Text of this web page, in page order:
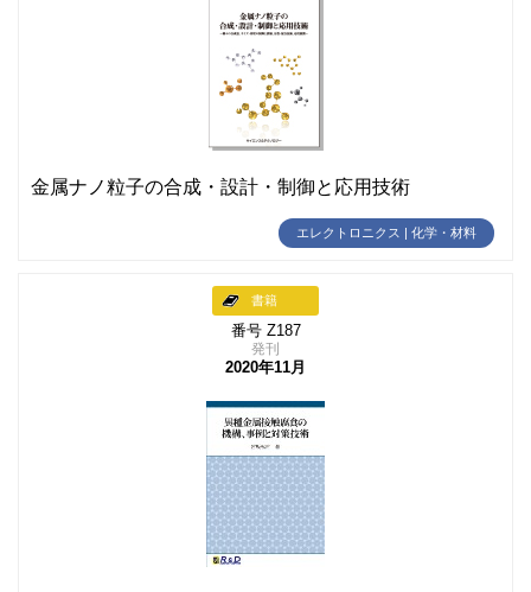
金属ナノ粒子の合成・設計・制御と応用技術
エレクトロニクス | 化学・材料
書籍
番号 Z187
発刊
2020年11月